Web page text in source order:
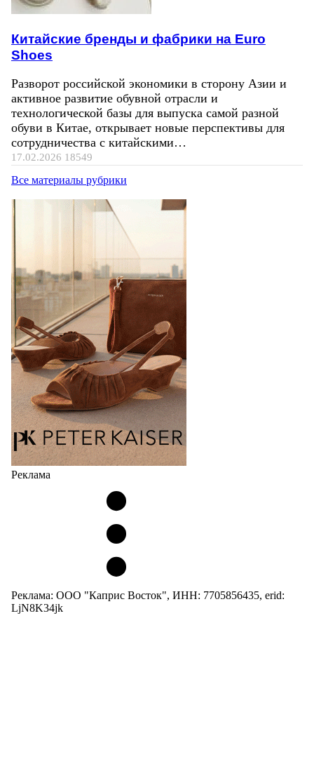
Китайские бренды и фабрики на Euro
Shoes
Разворот российской экономики в сторону Азии и
активное развитие обувной отрасли и
технологической базы для выпуска самой разной
обуви в Китае, открывает новые перспективы для
сотрудничества с китайскими…
17.02.2026 18549
Все материалы рубрики
Реклама
Реклама: ООО "Каприс Восток", ИНН: 7705856435, erid:
LjN8K34jk